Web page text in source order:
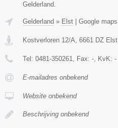
Gelderland.
Gelderland » Elst Google maps
Kostverloren 12/A, 6661 DZ Elst
Tel: 0481-350261, Fax: -, KvK: -
E-mailadres onbekend
Website onbekend
Beschrijving onbekend